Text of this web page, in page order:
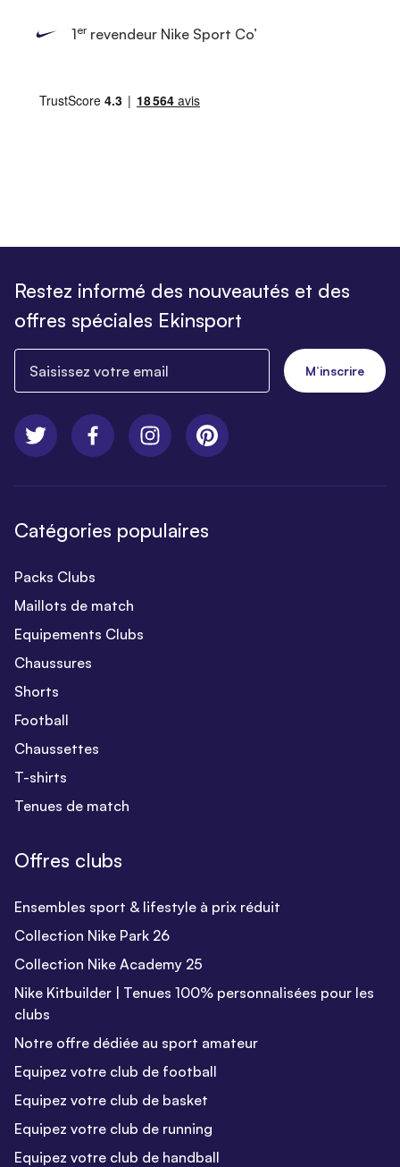
1errevendeur Nike Sport Co’
Restez informé des nouveautés et des
offres spéciales Ekinsport
M’inscrire
Catégories populaires
Packs Clubs
Maillots de match
Equipements Clubs
Chaussures
Shorts
Football
Chaussettes
T-shirts
Tenues de match
Offres clubs
Ensembles sport & lifestyle à prix réduit
Collection Nike Park 26
Collection Nike Academy 25
Nike Kitbuilder | Tenues 100% personnalisées pour les
clubs
Notre offre dédiée au sport amateur
Equipez votre club de football
Equipez votre club de basket
Equipez votre club de running
Equipez votre club de handball